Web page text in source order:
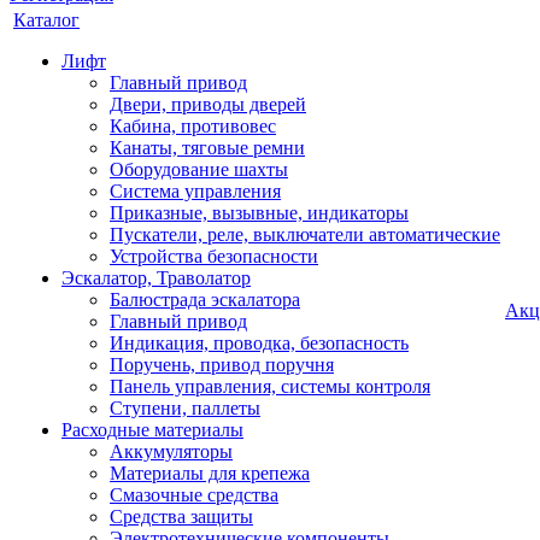
Каталог
Лифт
Главный привод
Двери, приводы дверей
Кабина, противовес
Канаты, тяговые ремни
Оборудование шахты
Система управления
Приказные, вызывные, индикаторы
Пускатели, реле, выключатели автоматические
Устройства безопасности
Эскалатор, Траволатор
Балюстрада эскалатора
Главный привод
Индикация, проводка, безопасность
Поручень, привод поручня
Панель управления, системы контроля
Ступени, паллеты
Расходные материалы
Аккумуляторы
Материалы для крепежа
Смазочные средства
Средства защиты